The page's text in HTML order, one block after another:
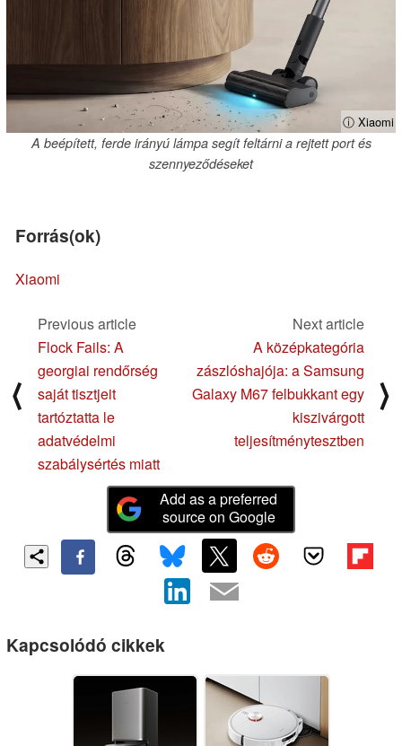
ⓘ Xiaomi
A beépített, ferde irányú lámpa segít feltárni a rejtett port és
szennyeződéseket
Forrás(ok)
Xiaomi
⟨
Previous article
Flock Fails: A
georgiai rendőrség
saját tisztjeit
tartóztatta le
adatvédelmi
szabálysértés miatt
Next article
A középkategória
zászlóshajója: a Samsung
Galaxy M67 felbukkant egy
kiszivárgott
teljesítménytesztben
⟩
Add as a preferred
source on Google
Kapcsolódó cikkek